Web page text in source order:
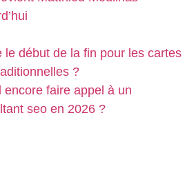
le début de la fin pour les cartes
?
encore faire appel à un
seo en 2026 ?